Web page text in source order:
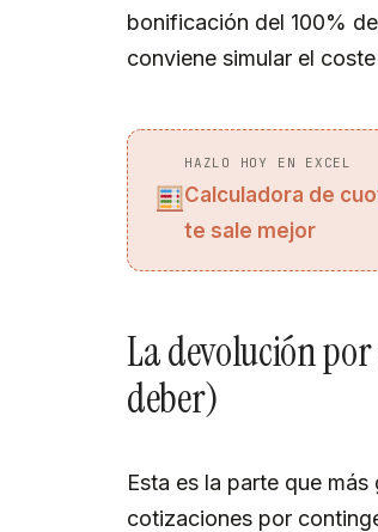
bonificación del 100%
conviene simular el
HAZLO HOY EN EXCEL
Calculadora de
te sale mejor
La devolución
deber)
Esta es la parte que
cotizaciones por